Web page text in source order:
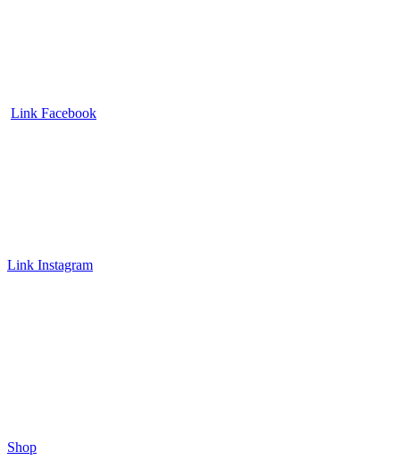
Link Facebook
Link Instagram
Shop